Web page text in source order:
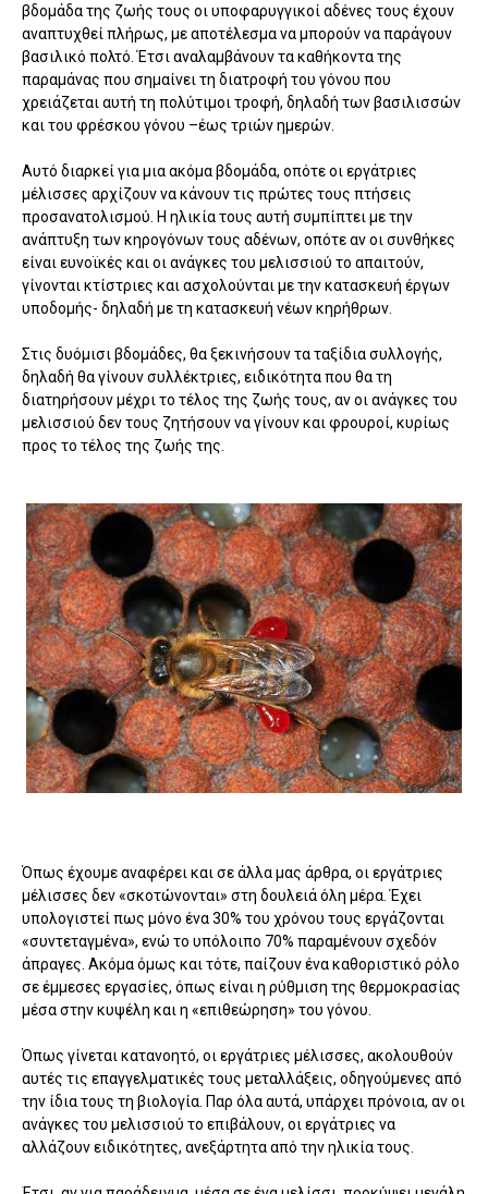
βδομάδα της ζωής τους οι υποφαρυγγικοί αδένες τους έχουν
αναπτυχθεί πλήρως, με αποτέλεσμα να μπορούν να παράγουν
βασιλικό πολτό. Έτσι αναλαμβάνουν τα καθήκοντα της
παραμάνας που σημαίνει τη διατροφή του γόνου που
χρειάζεται αυτή τη πολύτιμοι τροφή, δηλαδή των βασιλισσών
και του φρέσκου γόνου –έως τριών ημερών.
Αυτό διαρκεί για μια ακόμα βδομάδα, οπότε οι εργάτριες
μέλισσες αρχίζουν να κάνουν τις πρώτες τους πτήσεις
προσανατολισμού. Η ηλικία τους αυτή συμπίπτει με την
ανάπτυξη των κηρογόνων τους αδένων, οπότε αν οι συνθήκες
είναι ευνοϊκές και οι ανάγκες του μελισσιού το απαιτούν,
γίνονται κτίστριες και ασχολούνται με την κατασκευή έργων
υποδομής- δηλαδή με τη κατασκευή νέων κηρήθρων.
Στις δυόμισι βδομάδες, θα ξεκινήσουν τα ταξίδια συλλογής,
δηλαδή θα γίνουν συλλέκτριες, ειδικότητα που θα τη
διατηρήσουν μέχρι το τέλος της ζωής τους, αν οι ανάγκες του
μελισσιού δεν τους ζητήσουν να γίνουν και φρουροί, κυρίως
προς το τέλος της ζωής της.
Όπως έχουμε αναφέρει και σε άλλα μας άρθρα, οι εργάτριες
μέλισσες δεν «σκοτώνονται» στη δουλειά όλη μέρα. Έχει
υπολογιστεί πως μόνο ένα 30% του χρόνου τους εργάζονται
«συντεταγμένα», ενώ το υπόλοιπο 70% παραμένουν σχεδόν
άπραγες. Ακόμα όμως και τότε, παίζουν ένα καθοριστικό ρόλο
σε έμμεσες εργασίες, όπως είναι η ρύθμιση της θερμοκρασίας
μέσα στην κυψέλη και η «επιθεώρηση» του γόνου.
Όπως γίνεται κατανοητό, οι εργάτριες μέλισσες, ακολουθούν
αυτές τις επαγγελματικές τους μεταλλάξεις, οδηγούμενες από
την ίδια τους τη βιολογία. Παρ όλα αυτά, υπάρχει πρόνοια, αν οι
ανάγκες του μελισσιού το επιβάλουν, οι εργάτριες να
αλλάζουν ειδικότητες, ανεξάρτητα από την ηλικία τους.